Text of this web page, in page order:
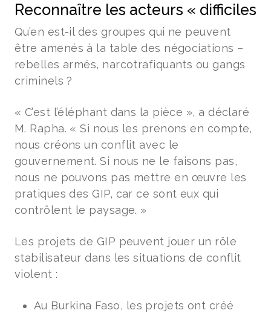
Reconnaître les acteurs « difficiles
Qu’en est-il des groupes qui ne peuvent
être amenés à la table des négociations –
rebelles armés, narcotrafiquants ou gangs
criminels ?
« C’est l’éléphant dans la pièce », a déclaré
M. Rapha. « Si nous les prenons en compte,
nous créons un conflit avec le
gouvernement. Si nous ne le faisons pas,
nous ne pouvons pas mettre en œuvre les
pratiques des GIP, car ce sont eux qui
contrôlent le paysage. »
Les projets de GIP peuvent jouer un rôle
stabilisateur dans les situations de conflit
violent :
Au Burkina Faso, les projets ont créé